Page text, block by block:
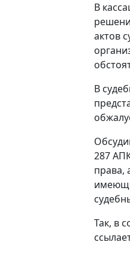
В
актов
В
287
права,
Так, в